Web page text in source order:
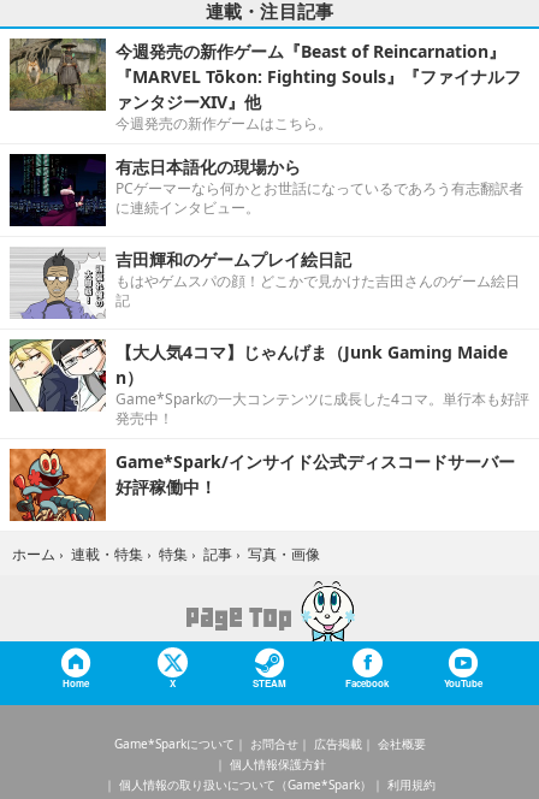
連載・注目記事
今週発売の新作ゲーム『Beast of Reincarnation』
『MARVEL Tōkon: Fighting Souls』『ファイナルフ
ァンタジーXIV』他
今週発売の新作ゲームはこちら。
有志日本語化の現場から
PCゲーマーなら何かとお世話になっているであろう有志翻訳者
に連続インタビュー。
吉田輝和のゲームプレイ絵日記
もはやゲムスパの顔！どこかで見かけた吉田さんのゲーム絵日
記
【大人気4コマ】じゃんげま（Junk Gaming Maide
n）
Game*Sparkの一大コンテンツに成長した4コマ。単行本も好評
発売中！
Game*Spark/インサイド公式ディスコードサーバー
好評稼働中！
ホーム › 連載・特集 › 特集 › 記事 › 写真・画像
Home X STEAM Facebook YouTube
Game*Sparkについて お問合せ 広告掲載
会社概要
個人情報保護方針
個人情報の取り扱いについて（Game*Spark）
利用規約